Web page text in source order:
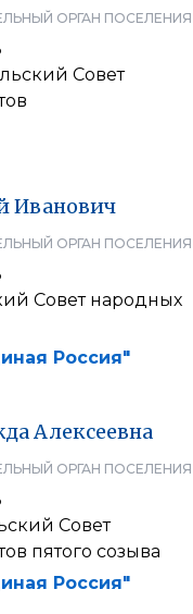
ОРГАН ПОСЕЛЕНИЯ
Совет
Иванович
ОРГАН ПОСЕЛЕНИЯ
Совет народных
Россия"
Алексеевна
ОРГАН ПОСЕЛЕНИЯ
Совет
пятого созыва
Россия"